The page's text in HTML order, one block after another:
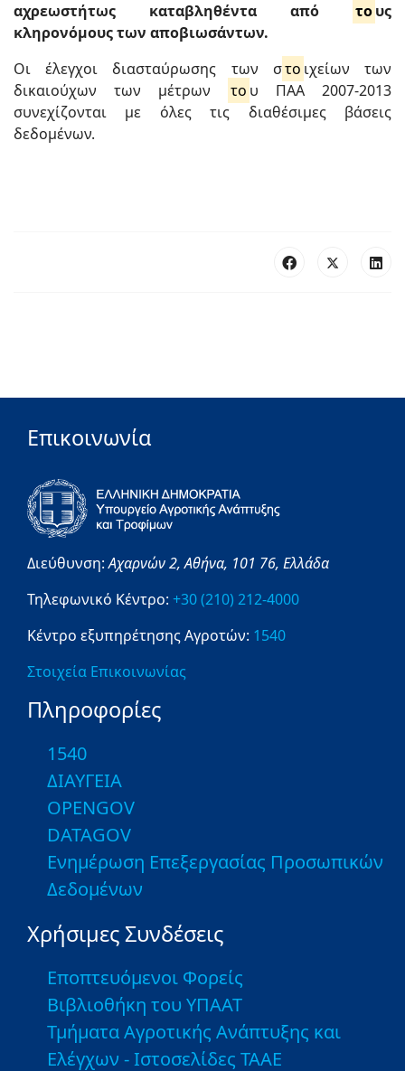
αχρεωστήτως καταβληθέντα από
τους
κληρονόμους των αποβιωσάντων.
Οι έλεγχοι διασταύρωσης των στο ιχείων των
δικαιούχων των μέτρων
το υ ΠΑΑ 2007-2013
συνεχίζονται με όλες τις διαθέσιμες βάσεις
δεδομένων.
Επικοινωνία
Διεύθυνση:Αχαρνών 2,Αθήνα, 101 76, Ελλάδα
Τηλεφωνικό Κέντρο: +30 (210) 212-4000
Κέντρο εξυπηρέτησης Αγροτών: 1540
Στοιχεία Επικοινωνίας
Πληροφορίες
1540
ΔΙΑΥΓΕΙΑ
OPENGOV
DATAGOV
Ενημέρωση Επεξεργασίας Προσωπικών
Δεδομένων
Χρήσιμες Συνδέσεις
Εποπτευόμενοι Φορείς
Βιβλιοθήκη του ΥΠΑΑΤ
Τμήματα Αγροτικής Ανάπτυξης και
Ελέγχων - Ιστοσελίδες ΤΑΑΕ